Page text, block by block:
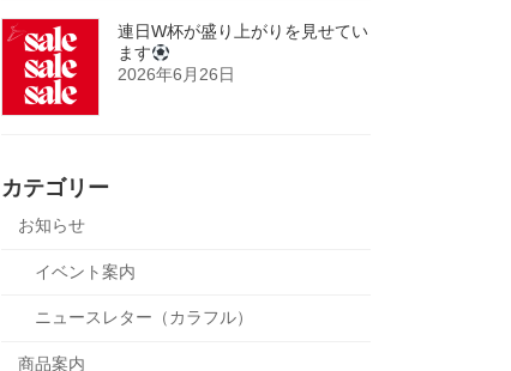
連日W杯が盛り上がりを見せてい
ます
2026年6月26日
カテゴリー
お知らせ
イベント案内
ニュースレター（カラフル）
商品案内